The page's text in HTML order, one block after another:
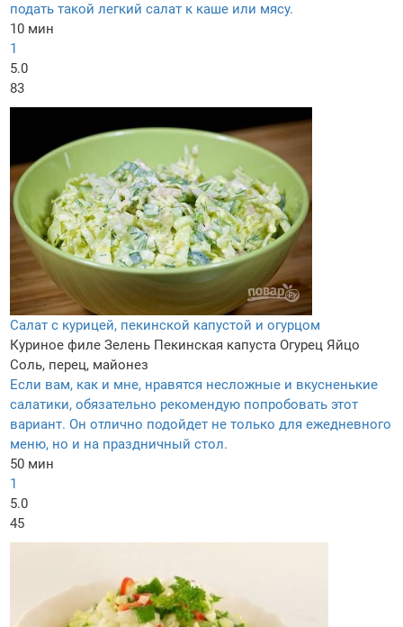
подать такой легкий салат к каше или мясу.
10 мин
1
5.0
83
Салат с курицей, пекинской капустой и огурцом
Куриное филе Зелень Пекинская капуста Огурец Яйцо
Соль, перец, майонез
Если вам, как и мне, нравятся несложные и вкусненькие
салатики, обязательно рекомендую попробовать этот
вариант. Он отлично подойдет не только для ежедневного
меню, но и на праздничный стол.
50 мин
1
5.0
45